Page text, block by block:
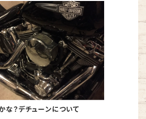
な？デチューンについて